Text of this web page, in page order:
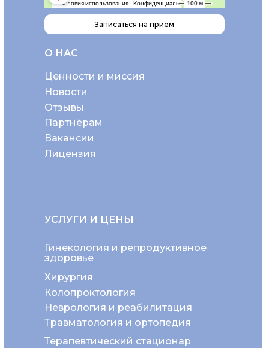
О НАС
Ценности и миссия
Новости
Отзывы
Партнёрам
Вакансии
Лицензия
Неврология и реабилитация
Колопроктология
Хирургия
Гинекология и репродуктивное
здоровье
Травматология и ортопедия
Терапевтический стационар
УСЛУГИ И ЦЕНЫ
Записаться на прием